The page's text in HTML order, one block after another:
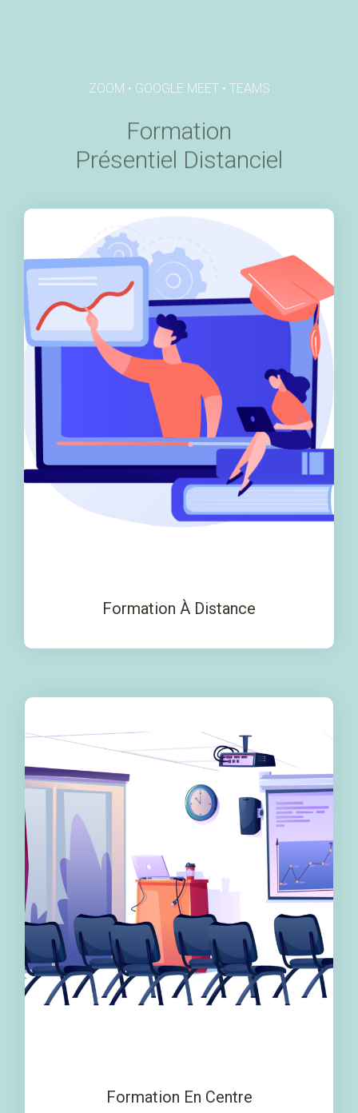
Formation En Centre
Formation À Distance
ZOOM • GOOGLE MEET • TEAMS
Formation
Présentiel Distanciel